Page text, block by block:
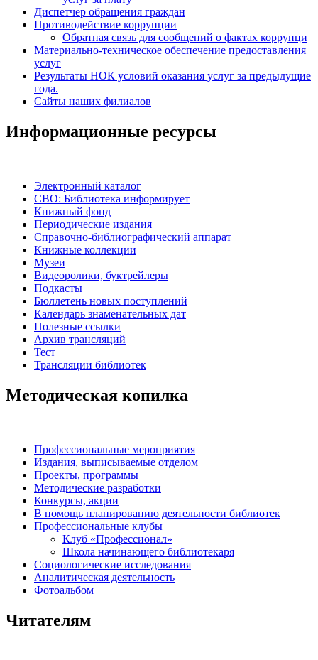
Диспетчер обращения граждан
Противодействие коррупции
Обратная связь для сообщений о фактах коррупци
Материально-техническое обеспечение предоставления
услуг
Результаты НОК условий оказания услуг за предыдущие
года.
Сайты наших филиалов
Информационные ресурсы
Электронный каталог
СВО: Библиотека информирует
Книжный фонд
Периодические издания
Справочно-библиографический аппарат
Книжные коллекции
Музеи
Видеоролики, буктрейлеры
Подкасты
Бюллетень новых поступлений
Календарь знаменательных дат
Полезные ссылки
Архив трансляций
Тест
Трансляции библиотек
Методическая копилка
Профессиональные мероприятия
Издания, выписываемые отделом
Проекты, программы
Методические разработки
Конкурсы, акции
В помощь планированию деятельности библиотек
Профессиональные клубы
Клуб «Профессионал»
Школа начинающего библиотекаря
Социологические исследования
Аналитическая деятельность
Фотоальбом
Читателям